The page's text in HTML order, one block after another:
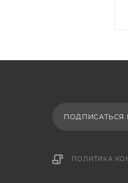
ПОДПИСАТЬСЯ
ПОЛИТИКА